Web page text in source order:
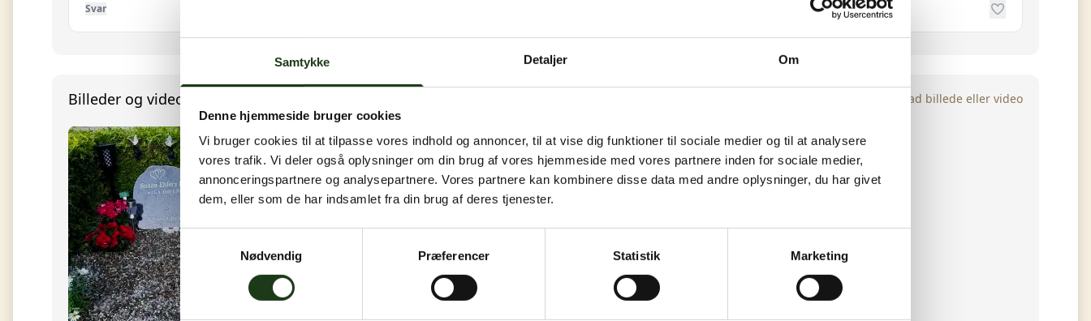
Samtykke Detaljer Om
Denne hjemmeside bruger cookies
Vi bruger cookies til at tilpasse vores indhold og annoncer, til at vise dig funktioner til sociale medier og til at analysere
vores trafik. Vi deler også oplysninger om din brug af vores hjemmeside med vores partnere inden for sociale medier,
annonceringspartnere og analysepartnere. Vores partnere kan kombinere disse data med andre oplysninger, du har givet
dem, eller som de har indsamlet fra din brug af deres tjenester.
Samtykkevalg
Nødvendig
Præferencer Statistik Marketing
Svar
Billeder og video Upload billede eller video